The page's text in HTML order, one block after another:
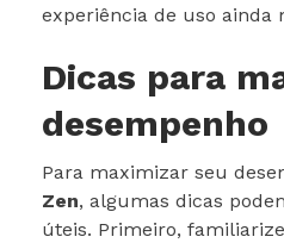
experiência de uso ainda
Dicas para
desempenho
Para maximizar seu
Zen, algumas dicas
úteis. Primeiro,